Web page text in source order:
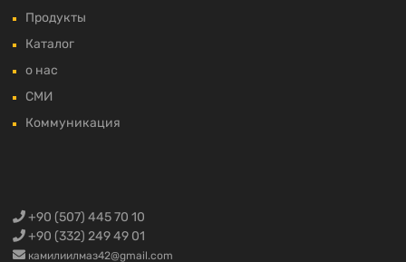
Продукты
Каталог
о нас
СМИ
Коммуникация
+90 (507) 445 70 10
+90 (332) 249 49 01
камилиилмаз42@gmail.com